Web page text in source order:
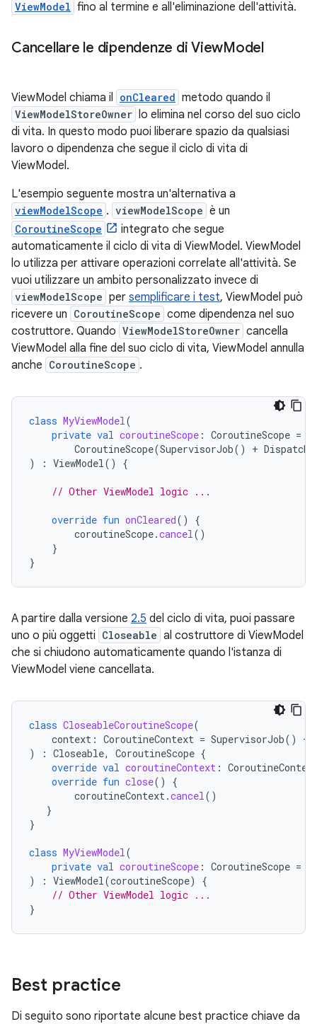
ViewModel fino al termine e all'eliminazione dell'attività.
Cancellare le dipendenze di ViewModel
ViewModel chiama il onCleared metodo quando il
ViewModelStoreOwner
lo elimina nel corso del suo ciclo
di vita. In questo modo puoi liberare spazio da qualsiasi
lavoro o dipendenza che segue il ciclo di vita di
ViewModel.
L'esempio seguente mostra un'alternativa a
viewModelScope . viewModelScope è un
CoroutineScope
integrato che segue
automaticamente il ciclo di vita di ViewModel. ViewModel
lo utilizza per attivare operazioni correlate all'attività. Se
vuoi utilizzare un ambito personalizzato invece di
viewModelScope per semplificare i test, ViewModel può
ricevere un CoroutineScope come dipendenza nel suo
costruttore. Quando ViewModelStoreOwner cancella
ViewModel alla fine del suo ciclo di vita, ViewModel annulla
anche CoroutineScope .
class MyViewModel (
private val coroutineScope : CoroutineScope =
CoroutineScope(SupervisorJob() +
)
: ViewModel () {
// Other ViewModel logic ...
override fun onCleared()
{
coroutineScope.cancel ()
}
}
A partire dalla versione 2.5 del ciclo di vita, puoi passare
uno o più oggetti Closeable al costruttore di ViewModel
che si chiudono automaticamente quando l'istanza di
ViewModel viene cancellata.
class CloseableCoroutineScope(
context : CoroutineContext = SupervisorJob() +
)
: Closeable, CoroutineScope {
override val coroutineContext :
override fun close()
{
coroutineContext .cancel ()
}
}
class MyViewModel (
private val coroutineScope : CoroutineScope =
)
: ViewModel (coroutineScope)
{
// Other ViewModel logic ...
}
Best practice
Di seguito sono riportate alcune best practice chiave da